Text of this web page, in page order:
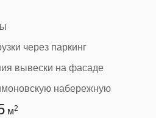
через паркинг
вывески на фасаде
набережную
м2